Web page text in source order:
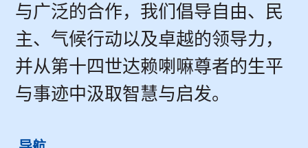
与广泛的合作，我们倡导自由、民
主、气候行动以及卓越的领导力，
并从第十四世达赖喇嘛尊者的生平
与事迹中汲取智慧与启发。